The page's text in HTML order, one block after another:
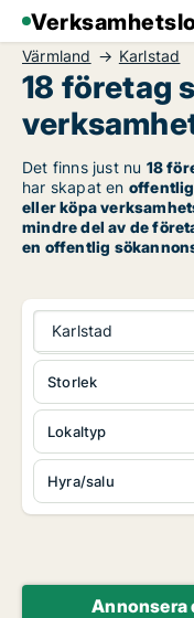
Värmland Karlstad
18 företag
Det finns just nu 18
har skapat en
eller köpa
mindre del av de
en offentlig
Karlstad
Lokaltyp
Hyra/salu
Storlek
Annonsera